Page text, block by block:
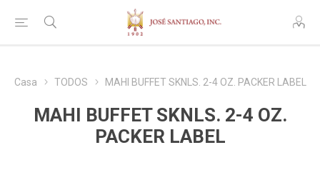
Casa TODOS MAHI BUFFET SKNLS. 2-4 OZ. PACKER LABEL
MAHI BUFFET SKNLS. 2-4 OZ.
PACKER LABEL